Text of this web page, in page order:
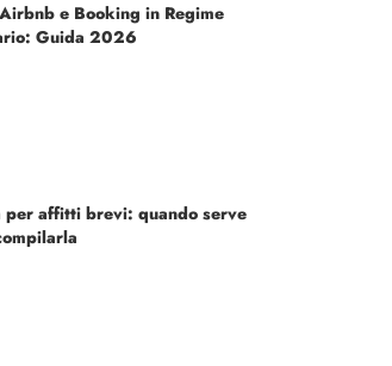
e Booking in Regime
Guida 2026
per affitti brevi: quando serve